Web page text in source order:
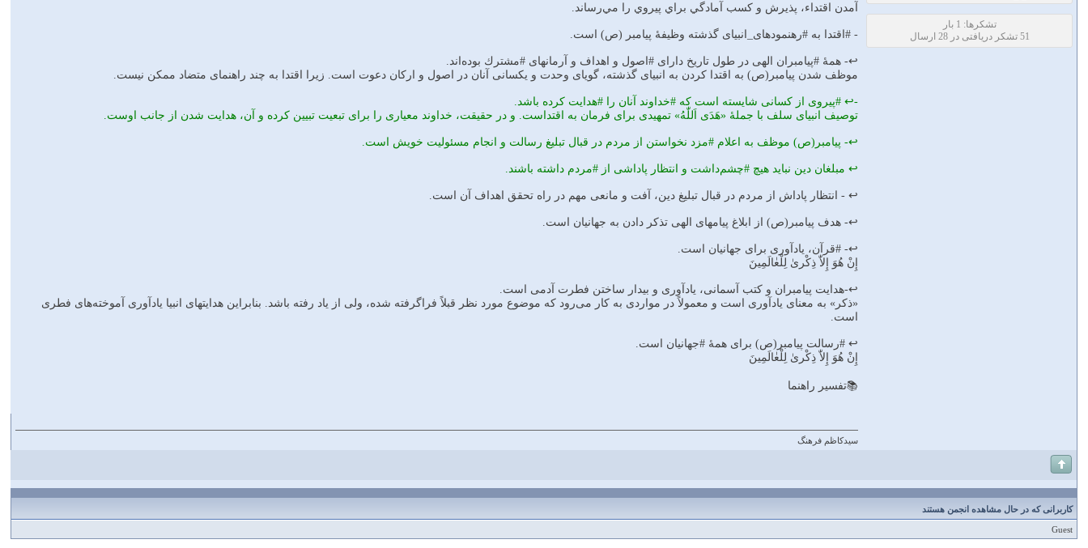
تشکرها: 1 بار
51 تشکر دریافتی در 28 ارسال
آمدن اقتداء، پذيرش و كسب آمادگي براي پيروي را مي‌رساند.
- #اقتدا به #رهنمودهاى_انبياى گذشته وظيفۀ پيامبر (ص) است.
↩️- همۀ #پيامبران الهى در طول تاريخ داراى #اصول و اهداف و آرمانهاى #مشترك بوده‌اند.
موظف شدن پيامبر(ص) به اقتدا كردن به انبياى گذشته، گوياى وحدت و يكسانى آنان در اصول و اركان دعوت است. زيرا اقتدا به چند راهنماى متضاد ممكن نيست.
-↩️ #پيروى از كسانى شايسته است كه #خداوند آنان را #هدايت كرده باشد.
توصيف انبياى سلف با جملۀ «هَدَى اَللّٰهُ‌» تمهيدى براى فرمان به اقتداست. و در حقيقت، خداوند معيارى را براى تبعيت تبيين كرده و آن، هدايت شدن از جانب اوست.
↩️- پيامبر(ص) موظف به اعلام #مزد نخواستن از مردم در قبال تبليغ رسالت و انجام مسئوليت خويش است.
↩️ مبلغان دين نبايد هيچ #چشم‌داشت و انتظار پاداشى از #مردم داشته باشند.
↩️ - انتظار پاداش از مردم در قبال تبليغ دين، آفت و مانعى مهم در راه تحقق اهداف آن است.
↩️- هدف پيامبر(ص) از ابلاغ پيامهاى الهى تذكر دادن به جهانيان است.
↩️- #قرآن، يادآورى براى جهانيان است.
إِنْ هُوَ إِلاّٰ ذِكْرىٰ لِلْعٰالَمِينَ‌
↩️-هدايت پيامبران و كتب آسمانى، يادآورى و بيدار ساختن فطرت آدمى است.
«ذكر» به معناى يادآورى است و معمولاً در مواردى به كار مى‌رود كه موضوع مورد نظر قبلاً فراگرفته شده، ولى از ياد رفته باشد. بنابراين هدايتهاى انبيا يادآورى آموخته‌هاى فطرى
است.
↩️ #رسالت پيامبر(ص) براى همۀ #جهانيان است.
إِنْ هُوَ إِلاّٰ ذِكْرىٰ لِلْعٰالَمِينَ‌
📚تفسير راهنما
سیدکاظم فرهنگ
کاربرانی که در حال مشاهده انجمن هستند
Guest